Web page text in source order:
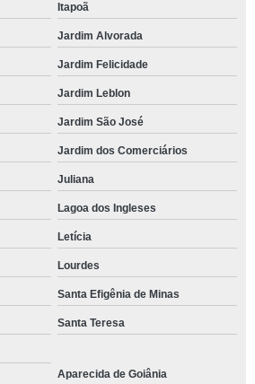
Itapoã
Jardim Alvorada
Jardim Felicidade
Jardim Leblon
Jardim São José
Jardim dos Comerciários
Juliana
Lagoa dos Ingleses
Letícia
Lourdes
Santa Efigênia de Minas
Santa Teresa
Aparecida de Goiânia